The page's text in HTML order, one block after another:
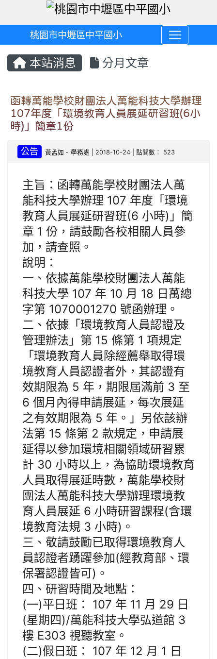
桃園市中壢區中平國小
本站消息 分月文章
函轉萬能學校財團法人萬能科技大學辦理
107年度「環境教育人員展延研習班(6小
時)」簡章1份
公告 黃孟如 -學務處 | 2018-10-24 | 點閱數： 523
主旨：函轉萬能學校財團法人萬
能科技大學辦理 107 年度「環境
教育人員展延研習班(6 小時)」簡
章 1 份，請鼓勵各校相關人員參
加，請查照。
說明：
一、依據萬能學校財團法人萬能
科技大學 107 年 10 月 18 日萬總
字第 1070001270 號函辦理。
二、依據「環境教育人員認證及
管理辦法」第 15 條第 1 項規定
「環境教育人員除經薦舉取得環
境教育人員認證者外，其認證有
效期限為 5 年，期限屆滿前 3 至
6 個月內得申請展延，每次展延
之有效期限為 5 年。」另依該辦
法第 15 條第 2 款規定，申請展
延得以參加環境相關領域研習累
計 30 小時以上，為協助環境教育
人員取得展延時數，萬能學校財
團法人萬能科技大學辦理環境教
育人員展延 6 小時研習課程(含環
境教育法規 3 小時)。
三、敬請鼓勵已取得環境教育人
員認證者踴躍參加(經教育部、環
保署認證皆可)。
四、研習時間及地點：
(一)平日班： 107 年 11 月 29 日
(星期四)/萬能科技大學弘道館 3
樓 E303 視聽教室。
(二)假日班： 107 年 12 月 1 日